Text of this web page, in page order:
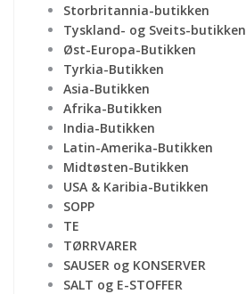
Storbritannia-butikken
Tyskland- og Sveits-butikken
Øst-Europa-Butikken
Tyrkia-Butikken
Asia-Butikken
Afrika-Butikken
India-Butikken
Latin-Amerika-Butikken
Midtøsten-Butikken
USA & Karibia-Butikken
SOPP
TE
TØRRVARER
SAUSER og KONSERVER
SALT og E-STOFFER